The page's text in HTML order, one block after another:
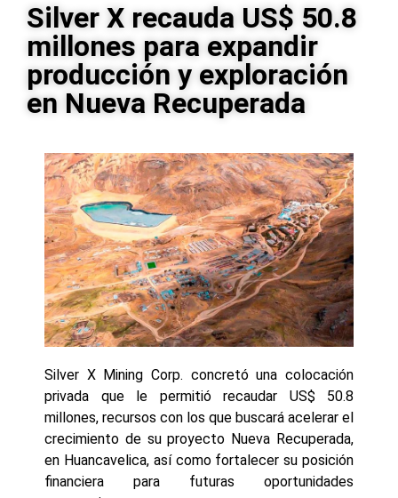
Silver X recauda US$ 50.8
millones para expandir
producción y exploración
en Nueva Recuperada
Silver X Mining Corp. concretó una colocación
privada que le permitió recaudar US$ 50.8
millones, recursos con los que buscará acelerar el
crecimiento de su proyecto Nueva Recuperada,
en Huancavelica, así como fortalecer su posición
financiera para futuras oportunidades